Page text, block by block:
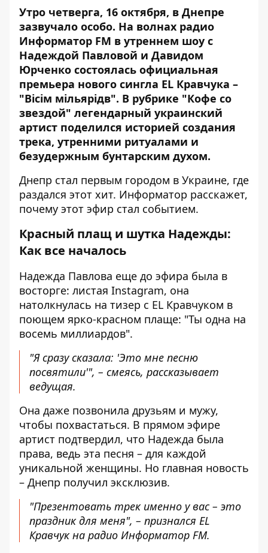
Утро четверга, 16 октября, в Днепре
зазвучало особо. На волнах радио
Информатор FM в утреннем шоу с
Надеждой Павловой и Давидом
Юрченко состоялась официальная
премьера нового сингла EL Кравчука –
"Вісім мільярідв". В рубрике "Кофе со
звездой" легендарный украинский
артист поделился историей создания
трека, утренними ритуалами и
безудержным бунтарским духом.
Днепр стал первым городом в Украине, где
раздался этот хит. Информатор расскажет,
почему этот эфир стал событием.
Красный плащ и шутка Надежды:
Как все началось
Надежда Павлова еще до эфира была в
восторге: листая Instagram, она
натолкнулась на тизер с EL Кравчуком в
поющем ярко-красном плаще: "Ты одна на
восемь миллиардов".
"Я сразу сказала: 'Это мне песню
посвятили'", – смеясь, рассказывает
ведущая.
Она даже позвонила друзьям и мужу,
чтобы похвастаться. В прямом эфире
артист подтвердил, что Надежда была
права, ведь эта песня – для каждой
уникальной женщины. Но главная новость
– Днепр получил эксклюзив.
"Презентовать трек именно у вас – это
праздник для меня", – признался EL
Кравчук на радио Информатор FM.